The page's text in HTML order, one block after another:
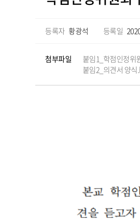
등록자 황광석 등록일
첨부파일
붙임1_학점인정위
붙임2_의견서 양